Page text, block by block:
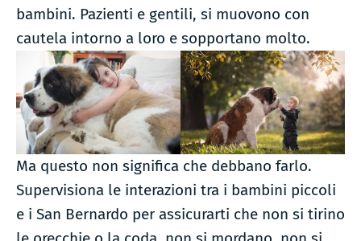
bambini. Pazienti e gentili, si muovono con
cautela intorno a loro e sopportano molto.
Ma questo non significa che debbano farlo.
Supervisiona le interazioni tra i bambini piccoli
e i San Bernardo per assicurarti che non si tirino